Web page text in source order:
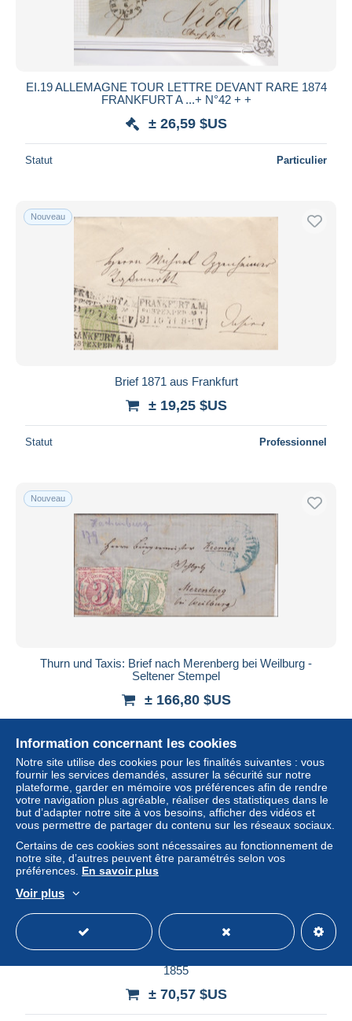
EI.19 ALLEMAGNE TOUR LETTRE DEVANT RARE 1874
FRANKFURT A ...+ N°42 + +
± 26,59 $US
Statut Particulier
Nouveau
Brief 1871 aus Frankfurt
± 19,25 $US
Statut Professionnel
Nouveau
Thurn und Taxis: Brief nach Merenberg bei Weilburg -
Seltener Stempel
± 166,80 $US
Statut
Nouveau
1855
± 70,57 $US
Information concernant les cookies
Notre site utilise des cookies pour les finalités suivantes : vous
fournir les services demandés, assurer la sécurité sur notre
plateforme, garder en mémoire vos préférences afin de rendre
votre navigation plus agréable, réaliser des statistiques dans le
but d’adapter notre site à vos besoins, afficher des vidéos et
vous permettre de partager du contenu sur les réseaux sociaux.
Certains de ces cookies sont nécessaires au fonctionnement de
notre site, d’autres peuvent être paramétrés selon vos
préférences. En savoir plus
Voir plus